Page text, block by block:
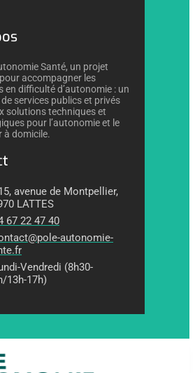
Santé, un projet
accompagner les
en difficulté d’autonomie : un
services publics et privés
solutions techniques et
pour l’autonomie et le
à domicile.
avenue de Montpellier,
LATTES
67 22 47 40
autonomie-
Vendredi (8h30-
13h-17h)